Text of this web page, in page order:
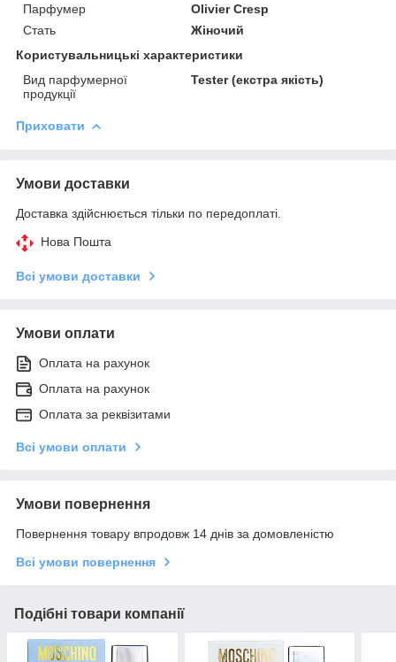
Парфумер
Olivier Cresp
Стать
Жіночий
Користувальницькі характеристики
Вид парфумерної
продукції
Tester (екстра якість)
Приховати
Умови доставки
Доставка здійснюється тільки по передоплаті.
Нова Пошта
Всі умови доставки
Умови оплати
Оплата на рахунок
Оплата на рахунок
Оплата за реквізитами
Всі умови оплати
Умови повернення
Повернення товару впродовж 14 днів за домовленістю
Всі умови повернення
Подібні товари компанії